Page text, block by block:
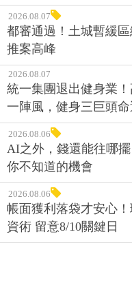
2026.08.07
都審通過！土城暫緩
推案高峰
2026.08.07
統一集團退出健身業
一陣風，健身三巨頭命
2026.08.06
AI之外，錢還能往哪
你不知道的機會
2026.08.06
帳面獲利落袋才安心
資術 留意8/10關鍵日